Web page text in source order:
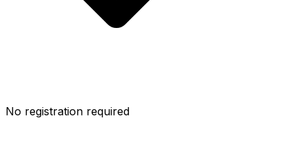
No registration required